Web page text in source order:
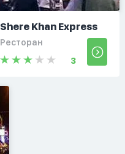
Shere Khan Express
Ресторан
3